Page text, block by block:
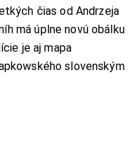
čias od Andrzeja
má úplne novú obálku
je aj mapa
slovenským